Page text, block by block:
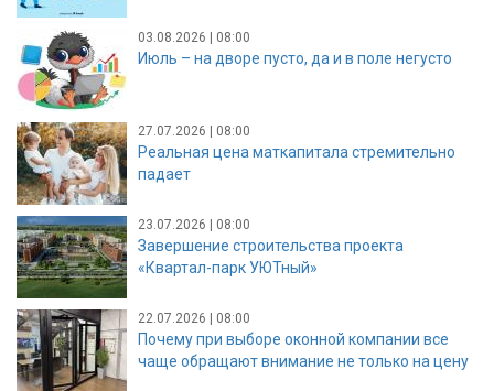
03.08.2026 | 08:00
Июль – на дворе пусто, да и в поле негусто
27.07.2026 | 08:00
Реальная цена маткапитала стремительно
падает
23.07.2026 | 08:00
Завершение строительства проекта
«Квартал-парк УЮТный»
22.07.2026 | 08:00
Почему при выборе оконной компании все
чаще обращают внимание не только на цену